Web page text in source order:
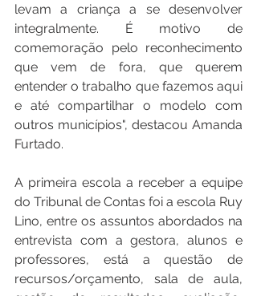
levam a criança a se desenvolver
integralmente. É motivo de
comemoração pelo reconhecimento
que vem de fora, que querem
entender o trabalho que fazemos aqui
e até compartilhar o modelo com
outros municípios", destacou Amanda
Furtado.
A primeira escola a receber a equipe
do Tribunal de Contas foi a escola Ruy
Lino, entre os assuntos abordados na
entrevista com a gestora, alunos e
professores, está a questão de
recursos/orçamento, sala de aula,